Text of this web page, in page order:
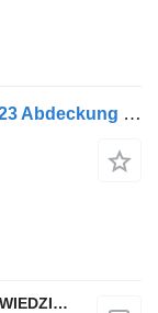
POLIK OWIEWKA KABINY A9408840123 Abdeckung für Mercedes-Benz ATEGO AXOR Sattelzugmaschine
QINDITO SPÓŁKA Z OGRANICZONĄ ODPOWIEDZIALNOŚCIĄ